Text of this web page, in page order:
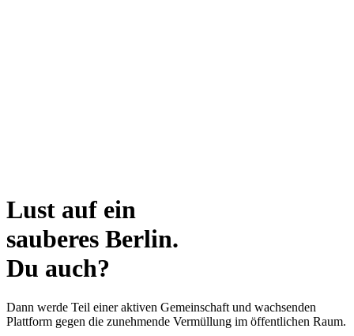
Lust auf ein
sauberes Berlin.
Du auch?
Dann werde Teil einer aktiven Gemeinschaft und wachsenden
Plattform gegen die zunehmende Vermüllung im öffentlichen Raum.